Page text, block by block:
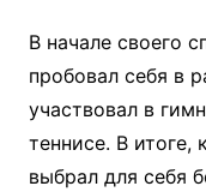
В начале своего
пробовал себя в
участвовал в
теннисе. В итоге,
выбрал для себя